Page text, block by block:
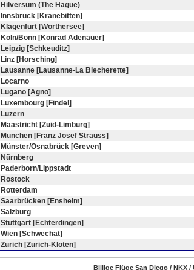
Hilversum (The Hague)
Innsbruck [Kranebitten]
Klagenfurt [Wörthersee]
Köln/Bonn [Konrad Adenauer]
Leipzig [Schkeuditz]
Linz [Horsching]
Lausanne [Lausanne-La Blecherette]
Locarno
Lugano [Agno]
Luxembourg [Findel]
Luzern
Maastricht [Zuid-Limburg]
München [Franz Josef Strauss]
Münster/Osnabrück [Greven]
Nürnberg
Paderborn/Lippstadt
Rostock
Rotterdam
Saarbrücken [Ensheim]
Salzburg
Stuttgart [Echterdingen]
Wien [Schwechat]
Zürich [Zürich-Kloten]
Billige Flüge San Diego / NKX